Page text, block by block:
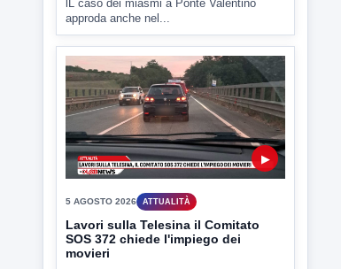
▶
5 AGOSTO 2026 ATTUALITÀ
Lavori sulla Telesina il Comitato
SOS 372 chiede l'impiego dei
movieri
Code e disagi sulla Telesina a causa dei
lavori in...